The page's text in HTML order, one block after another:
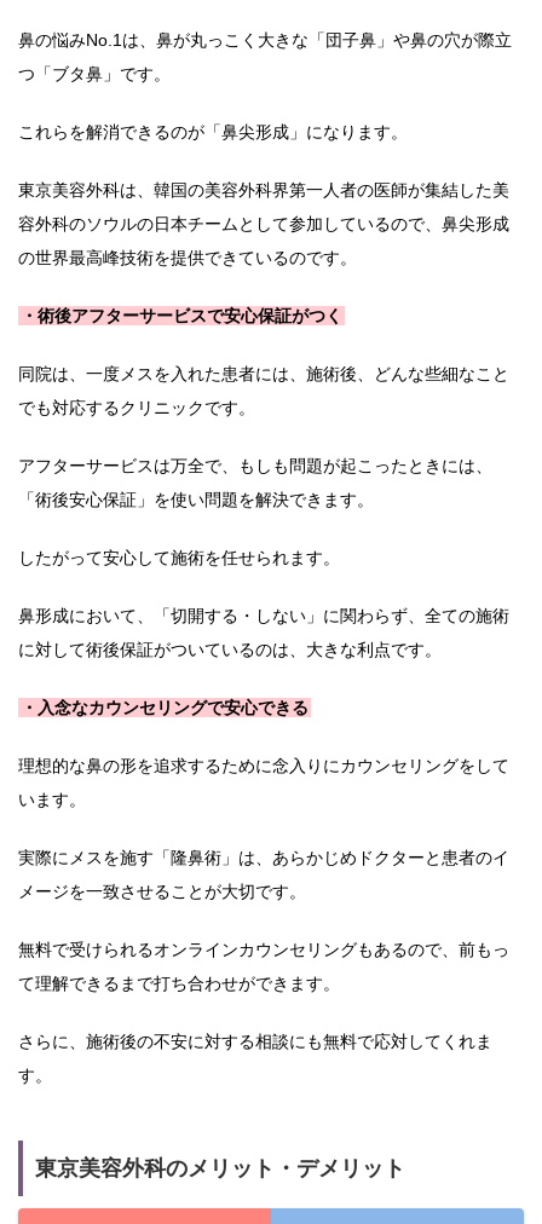
鼻の悩みNo.1は、鼻が丸っこく大きな「団子鼻」や鼻の穴が際立
つ「ブタ鼻」です。
これらを解消できるのが「鼻尖形成」になります。
東京美容外科は、韓国の美容外科界第一人者の医師が集結した美
容外科のソウルの日本チームとして参加しているので、鼻尖形成
の世界最高峰技術を提供できているのです。
・術後アフターサービスで安心保証がつく
同院は、一度メスを入れた患者には、施術後、どんな些細なこと
でも対応するクリニックです。
アフターサービスは万全で、もしも問題が起こったときには、
「術後安心保証」を使い問題を解決できます。
したがって安心して施術を任せられます。
鼻形成において、「切開する・しない」に関わらず、全ての施術
に対して術後保証がついているのは、大きな利点です。
・入念なカウンセリングで安心できる
理想的な鼻の形を追求するために念入りにカウンセリングをして
います。
実際にメスを施す「隆鼻術」は、あらかじめドクターと患者のイ
メージを一致させることが大切です。
無料で受けられるオンラインカウンセリングもあるので、前もっ
て理解できるまで打ち合わせができます。
さらに、施術後の不安に対する相談にも無料で応対してくれま
す。
東京美容外科のメリット・デメリット